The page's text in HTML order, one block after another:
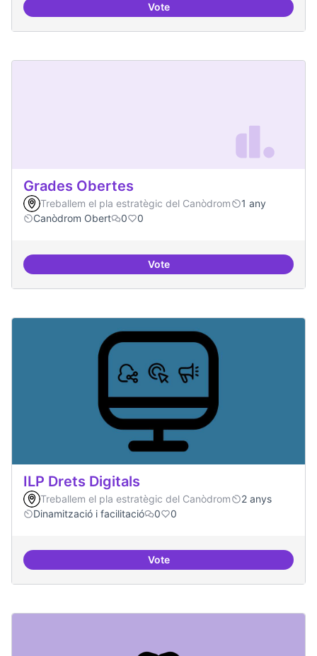
VoteCol·laboració amb Torre
Grades Obertes
Treballem el pla estratègic del Canòdrom
1 any
Canòdrom Obert
0 0
VoteGrades Obertes
ILP Drets Digitals
Treballem el pla estratègic del Canòdrom
2 anys
Dinamització i facilitació
0 0
VoteILP Drets Digitals